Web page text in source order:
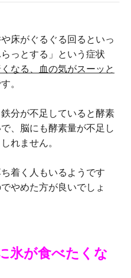
床がぐるぐる回るといっ
っとする」という症状
なる、血の気がスーッと
。
分が不足していると酵素
、脳にも酵素量が不足し
れません。
着く人もいるようです
やめた方が良いでしょ
氷が食べたくな